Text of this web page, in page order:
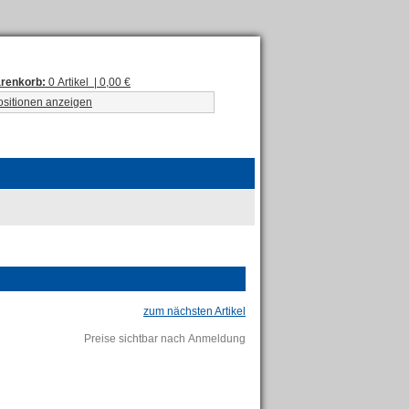
0 Artikel | 0,00 €
anzeigen
zum nächsten Artikel
Preise sichtbar nach Anmeldung